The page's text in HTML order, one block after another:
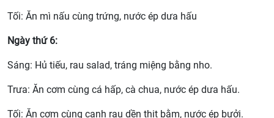
Tối: Ăn mì nấu cùng trứng, nước ép dưa hấu
Ngày thứ 6:
Sáng: Hủ tiếu, rau salad, tráng miệng bằng nho.
Trưa: Ăn cơm cùng cá hấp, cà chua, nước ép dưa hấu.
Tối: Ăn cơm cùng canh rau dền thịt bằm, nước ép bưởi.